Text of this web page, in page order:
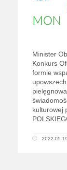
MON
Minister
Konkurs
formie
kulturowej
2022-05-